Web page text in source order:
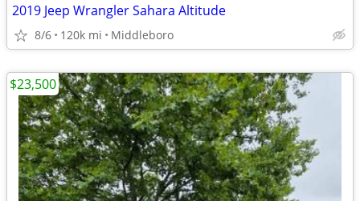
2019 Jeep Wrangler Sahara Altitude
8/6 120k mi Middleboro
$23,500